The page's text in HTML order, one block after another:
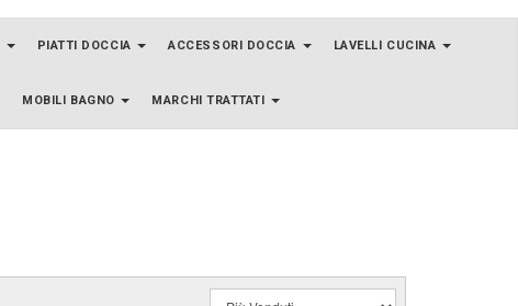
PIATTI DOCCIA ACCESSORI DOCCIA LAVELLI CUCINA
MOBILI BAGNO MARCHI TRATTATI